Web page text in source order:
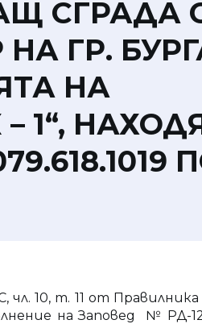
СГРАДА
НА ГР.
НА
1“,
чл. 10, т. 11 от
на Заповед № РД-12-